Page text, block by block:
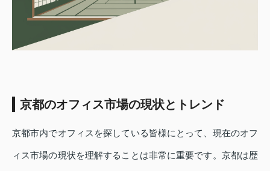
京都のオフィス市場の現状とトレンド
京都市内でオフィスを探している皆様にとって、現在のオフ
ィス市場の現状を理解することは非常に重要です。京都は歴